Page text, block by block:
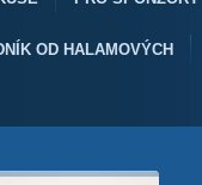
OD HALAMOVÝCH